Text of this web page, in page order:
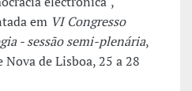
em VI Congresso
- sessão semi-plenária,
de Lisboa, 25 a 28